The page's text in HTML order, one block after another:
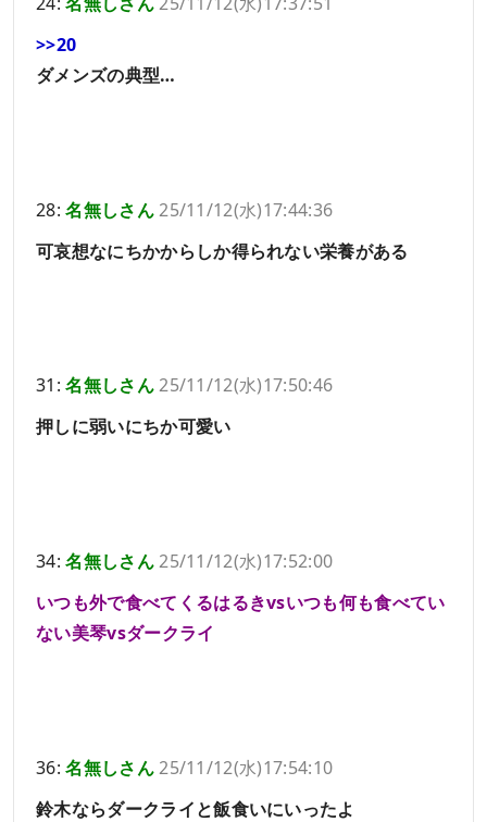
>>20
ダメンズの典型…
28:名無しさん25/11/12(水)17:44:36
可哀想なにちかからしか得られない栄養がある
31:名無しさん25/11/12(水)17:50:46
押しに弱いにちか可愛い
34:名無しさん25/11/12(水)17:52:00
いつも外で食べてくるはるきvsいつも何も食べてい
ない美琴vsダークライ
36:名無しさん25/11/12(水)17:54:10
鈴木ならダークライと飯食いにいったよ